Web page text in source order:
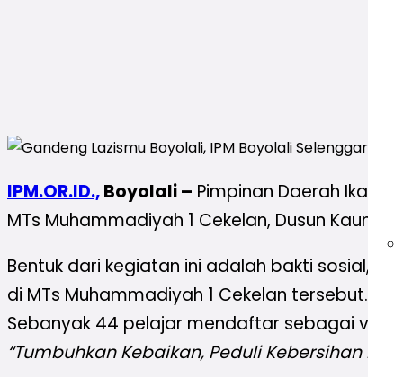
IPM.OR.ID.,Boyolali – Pimpinan Daerah
MTs Muhammadiyah 1 Cekelan, Dusun
Bentuk dari kegiatan ini adalah bakti sosial,
di MTs Muhammadiyah 1 Cekelan tersebut.
Sebanyak 44 pelajar mendaftar sebagai
“Tumbuhkan Kebaikan, Peduli Kebersihan